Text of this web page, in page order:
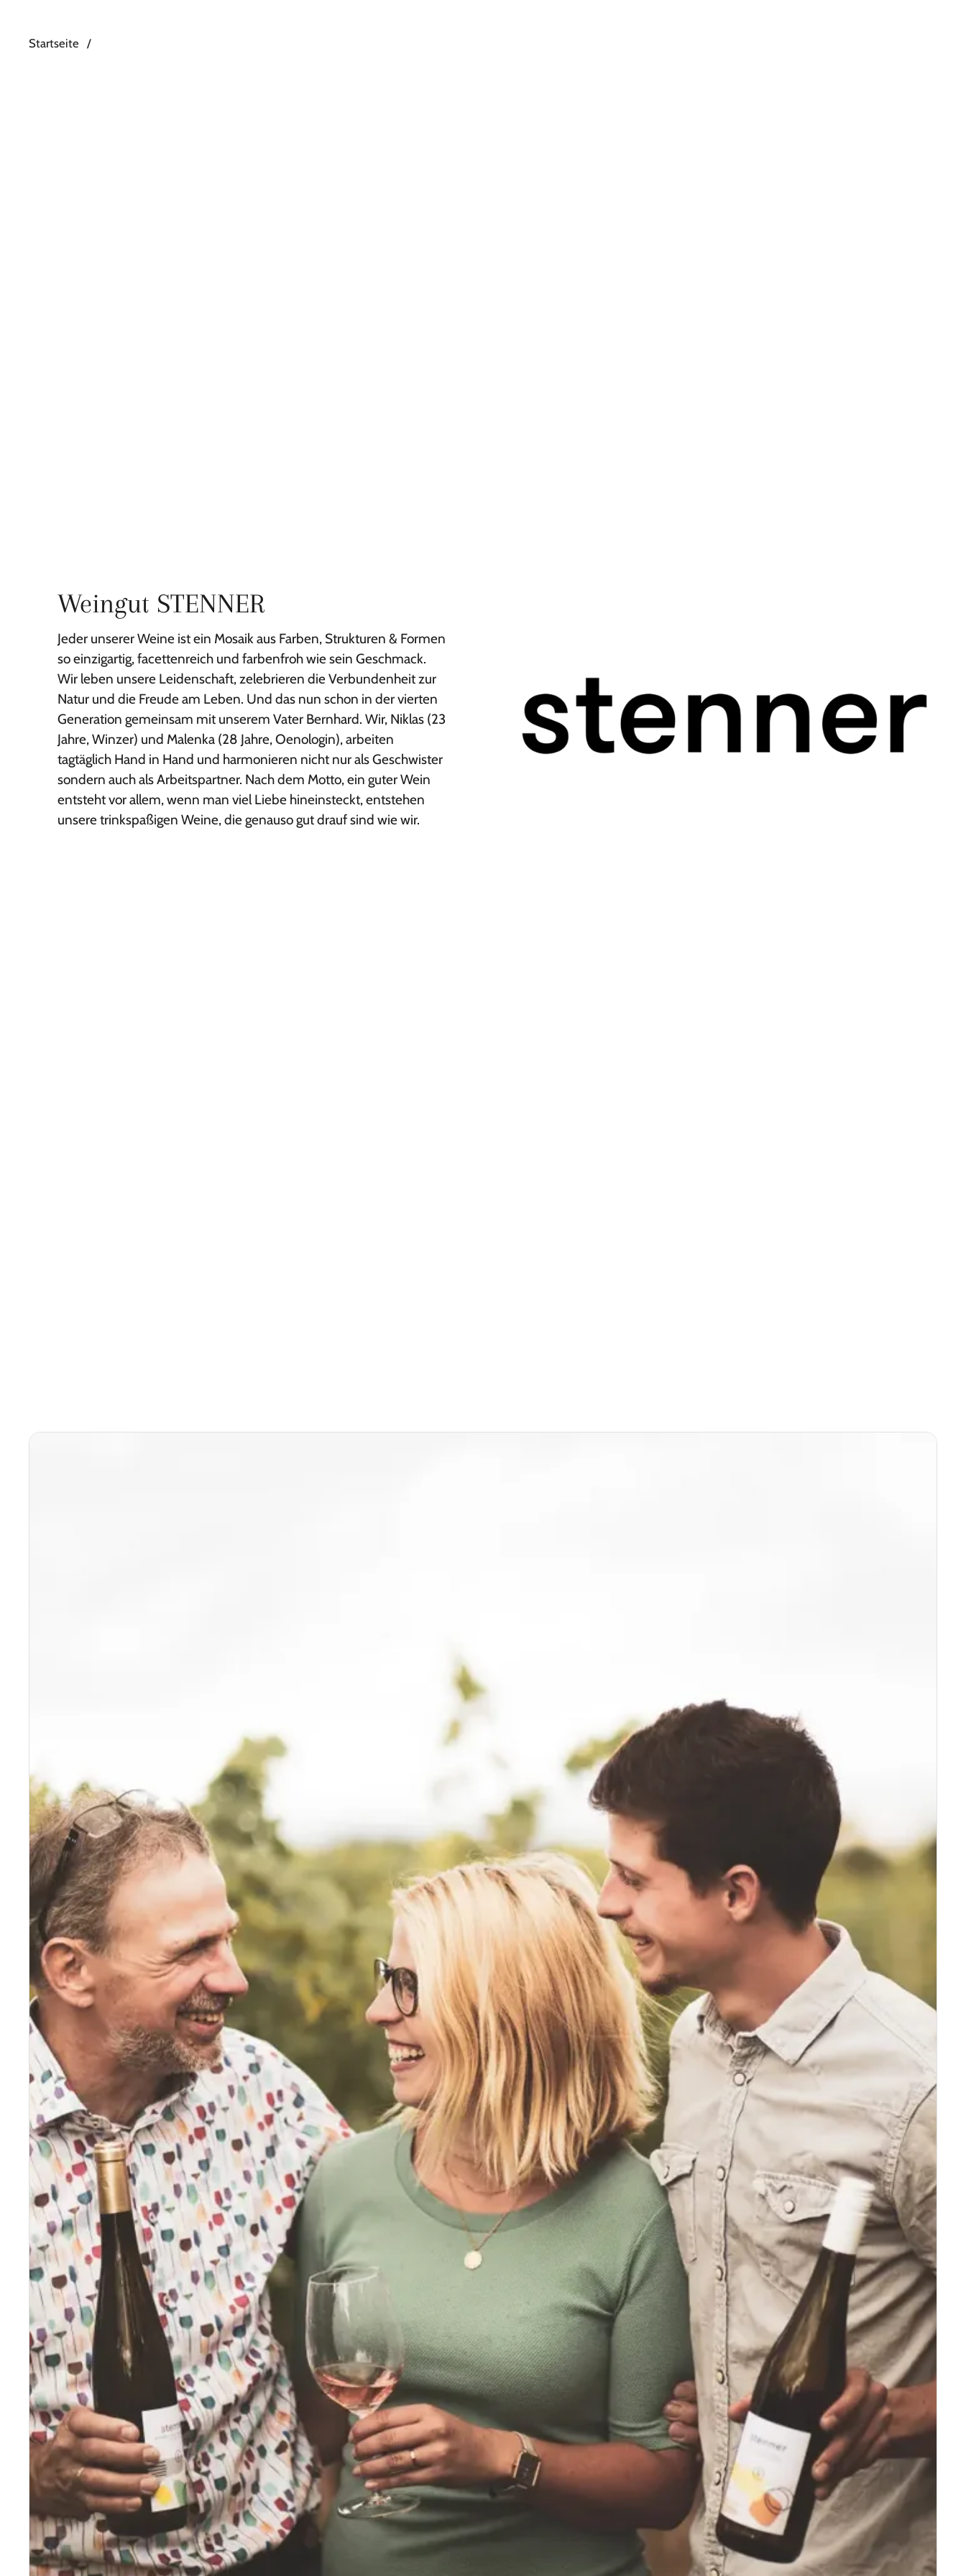
Startseite /
Weingut STENNER
Jeder unserer Weine ist ein Mosaik aus Farben, Strukturen & Formen
so einzigartig, facettenreich und farbenfroh wie sein Geschmack.
Wir leben unsere Leidenschaft, zelebrieren die Verbundenheit zur
Natur und die Freude am Leben. Und das nun schon in der vierten
Generation gemeinsam mit unserem Vater Bernhard. Wir, Niklas (23
Jahre, Winzer) und Malenka (28 Jahre, Oenologin), arbeiten
tagtäglich Hand in Hand und harmonieren nicht nur als Geschwister
sondern auch als Arbeitspartner. Nach dem Motto, ein guter Wein
entsteht vor allem, wenn man viel Liebe hineinsteckt, entstehen
unsere trinkspaßigen Weine, die genauso gut drauf sind wie wir.